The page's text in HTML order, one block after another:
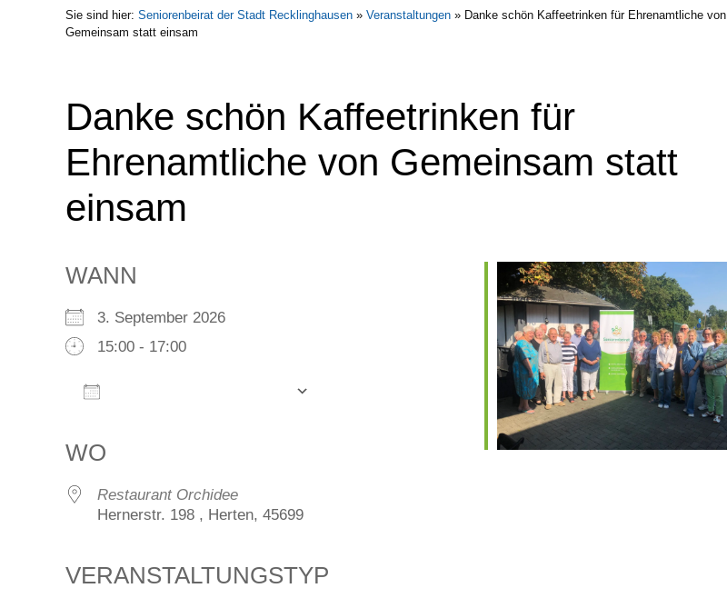
Sie sind hier: Seniorenbeirat der Stadt Recklinghausen » Veranstaltungen » Danke schön Kaffeetrinken für Ehrenamtliche von
Gemeinsam statt einsam
Danke schön Kaffeetrinken für
Ehrenamtliche von Gemeinsam statt
einsam
WANN
3. September 2026
15:00 - 17:00
WO
Restaurant Orchidee
Hernerstr. 198 , Herten, 45699
VERANSTALTUNGSTYP